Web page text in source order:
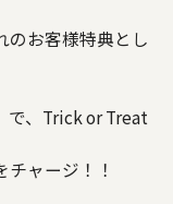
のお客様特典とし
で、Trick or Treat
ャージ！！